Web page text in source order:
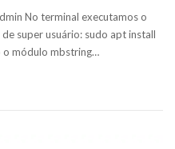
No terminal executamos o
super usuário: sudo apt install
módulo mbstring…